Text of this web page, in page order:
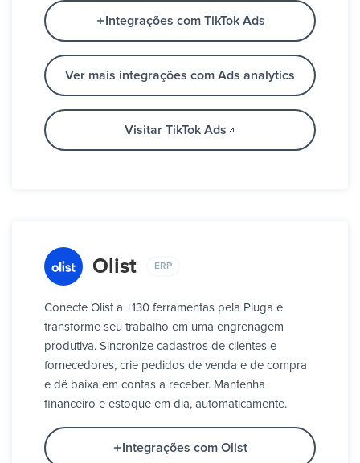
Integrações com TikTok Ads
Ver mais integrações com Ads analytics
Visitar TikTok Ads
Olist ERP
Conecte Olist a +130 ferramentas pela Pluga e
transforme seu trabalho em uma engrenagem
produtiva. Sincronize cadastros de clientes e
fornecedores, crie pedidos de venda e de compra
e dê baixa em contas a receber. Mantenha
financeiro e estoque em dia, automaticamente.
Integrações com Olist